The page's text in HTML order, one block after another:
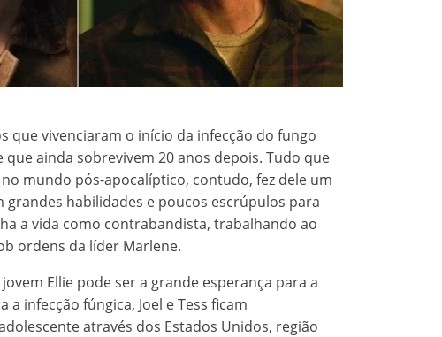
que vivenciaram o início da infecção do fungo
que ainda sobrevivem 20 anos depois. Tudo que
mundo pós-apocalíptico, contudo, fez dele um
grandes habilidades e poucos escrúpulos para
a vida como contrabandista, trabalhando ao
ordens da líder Marlene.
Ellie pode ser a grande esperança para a
infecção fúngica, Joel e Tess ficam
através dos Estados Unidos, região